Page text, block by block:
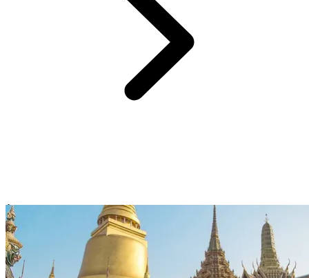
À 2h de votre Resort Club Med Phuket les îles Surin et Similan
Au nord de
, votre séjour tout compris en Thaïlande vous
mène vers les exceptionnelles îles Surin et Similan.
Ces 2 archipels
pratiquement vierges abritent
une faune et une flore protégées
, qui
se découvrent à travers des excursions terrestres et sous-marines. En